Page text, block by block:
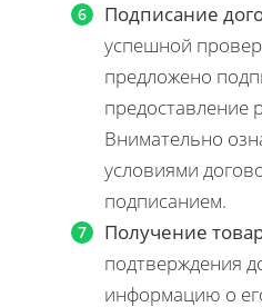
Подписание
успешной
предложено
предоставление
Внимательно
условиями
подписанием.
Получение
подтверждения
информацию о